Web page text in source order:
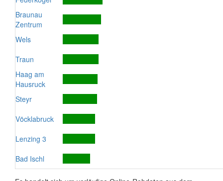
Braunau
Zentrum
Wels
Traun
Haag am
Hausruck
Steyr
Vöcklabruck
Lenzing 3
Bad Ischl